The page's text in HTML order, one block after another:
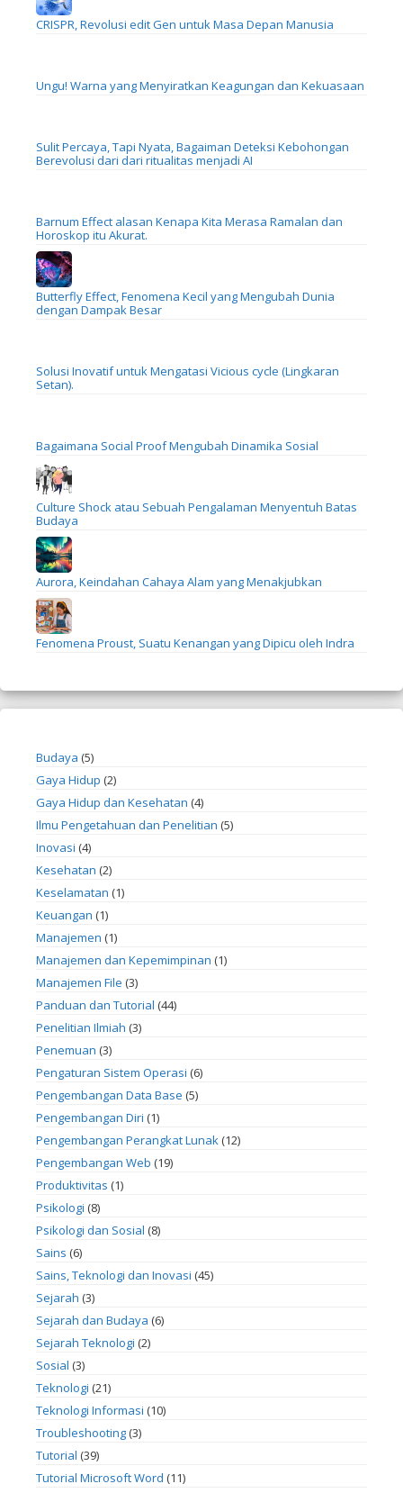
CRISPR, Revolusi edit Gen untuk Masa Depan Manusia
Ungu! Warna yang Menyiratkan Keagungan dan Kekuasaan
Sulit Percaya, Tapi Nyata, Bagaiman Deteksi Kebohongan
Berevolusi dari dari ritualitas menjadi AI
Barnum Effect alasan Kenapa Kita Merasa Ramalan dan
Horoskop itu Akurat.
Butterfly Effect, Fenomena Kecil yang Mengubah Dunia
dengan Dampak Besar
Solusi Inovatif untuk Mengatasi Vicious cycle (Lingkaran
Setan).
Bagaimana Social Proof Mengubah Dinamika Sosial
Culture Shock atau Sebuah Pengalaman Menyentuh Batas
Budaya
Aurora, Keindahan Cahaya Alam yang Menakjubkan
Fenomena Proust, Suatu Kenangan yang Dipicu oleh Indra
Budaya (5)
Gaya Hidup (2)
Gaya Hidup dan Kesehatan (4)
Ilmu Pengetahuan dan Penelitian (5)
Inovasi (4)
Kesehatan (2)
Keselamatan (1)
Keuangan (1)
Manajemen (1)
Manajemen dan Kepemimpinan (1)
Manajemen File (3)
Panduan dan Tutorial (44)
Penelitian Ilmiah (3)
Penemuan (3)
Pengaturan Sistem Operasi (6)
Pengembangan Data Base (5)
Pengembangan Diri (1)
Pengembangan Perangkat Lunak (12)
Pengembangan Web (19)
Produktivitas (1)
Psikologi (8)
Psikologi dan Sosial (8)
Sains (6)
Sains, Teknologi dan Inovasi (45)
Sejarah (3)
Sejarah dan Budaya (6)
Sejarah Teknologi (2)
Sosial (3)
Teknologi (21)
Teknologi Informasi (10)
Troubleshooting (3)
Tutorial (39)
Tutorial Microsoft Word (11)